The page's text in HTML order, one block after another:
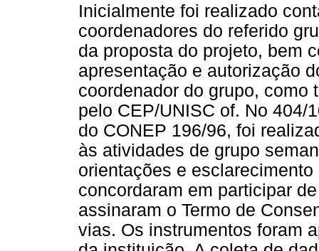
Inicialmente foi realizado
coordenadores do referido
da proposta do projeto, bem
apresentação e autorização
coordenador do grupo, como
pelo CEP/UNISC of. No 404/
do CONEP 196/96, foi
às atividades de grupo
orientações e
concordaram em participar
assinaram o Termo de
vias. Os instrumentos foram